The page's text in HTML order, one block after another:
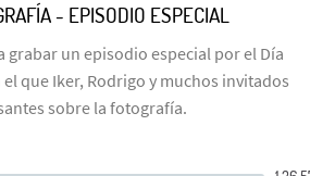
- EPISODIO ESPECIAL
un episodio especial por el Día
que Iker, Rodrigo y muchos invitados
sobre la fotografía.